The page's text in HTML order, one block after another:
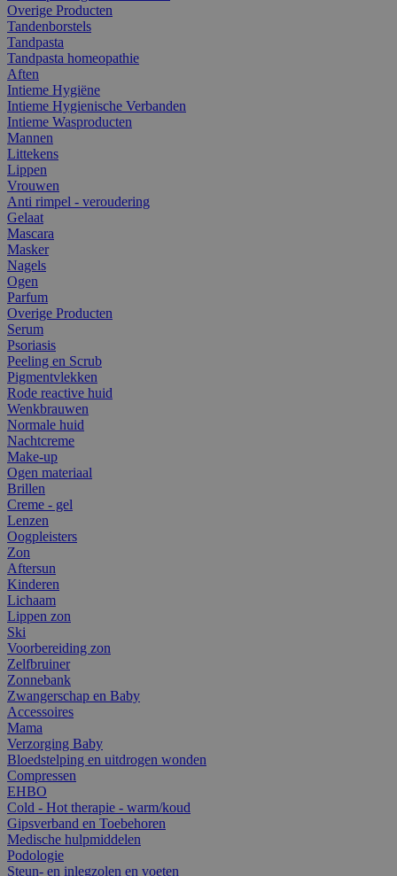
Overige Producten
Tandenborstels
Tandpasta
Tandpasta homeopathie
Aften
Intieme Hygiëne
Intieme Hygienische Verbanden
Intieme Wasproducten
Mannen
Littekens
Lippen
Vrouwen
Anti rimpel - veroudering
Gelaat
Mascara
Masker
Nagels
Ogen
Parfum
Overige Producten
Serum
Psoriasis
Peeling en Scrub
Pigmentvlekken
Rode reactive huid
Wenkbrauwen
Normale huid
Nachtcreme
Make-up
Ogen materiaal
Brillen
Creme - gel
Lenzen
Oogpleisters
Zon
Aftersun
Kinderen
Lichaam
Lippen zon
Ski
Voorbereiding zon
Zelfbruiner
Zonnebank
Zwangerschap en Baby
Accessoires
Mama
Verzorging Baby
Bloedstelping en uitdrogen wonden
Compressen
EHBO
Cold - Hot therapie - warm/koud
Gipsverband en Toebehoren
Medische hulpmiddelen
Podologie
Steun- en inlegzolen en voeten